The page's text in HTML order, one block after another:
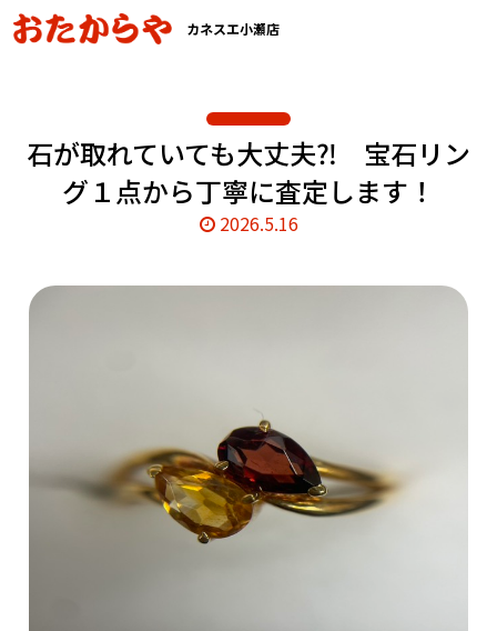
カネスエ小瀬店
石が取れていても大丈夫⁈ 宝石リン
グ１点から丁寧に査定します！
2026.5.16